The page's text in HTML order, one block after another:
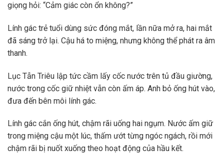
giọng hỏi: “Cảm giác còn ổn không?”
Lính gác trẻ tuổi dùng sức đóng mắt, lần nữa mở ra, hai mắt
đã sáng trở lại. Cậu há to miệng, nhưng không thể phát ra âm
thanh.
Lục Tẫn Triêu lập tức cầm lấy cốc nước trên tủ đầu giường,
nước trong cốc giữ nhiệt vẫn còn ấm áp. Anh bỏ ống hút vào,
đưa đến bên môi lính gác.
Lính gác cắn ống hút, chậm rãi uống hai ngụm. Nước ấm giữ
trong miệng cậu một lúc, thấm ướt từng ngóc ngách, rồi mới
chậm rãi bị nuốt xuống theo hoạt động của hầu kết.